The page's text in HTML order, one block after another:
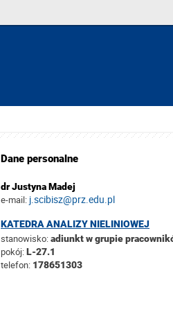
Dane personalne
dr Justyna Madej
e-mail: j.scibisz@prz.edu.pl
KATEDRA ANALIZY NIELINIOWEJ
stanowisko:adiunkt w grupie
pokój:L-27.1
telefon: 178651303